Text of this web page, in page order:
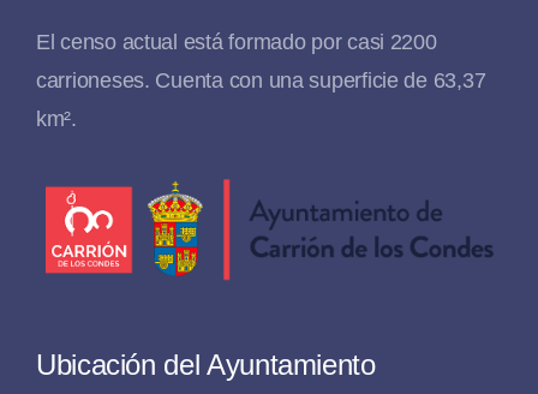
El censo actual está formado por casi 2200
carrioneses. Cuenta con una superficie de 63,37
km².
Ubicación del Ayuntamiento